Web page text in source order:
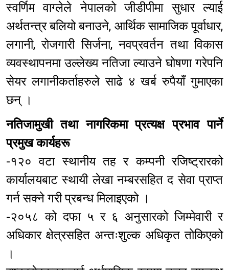
स्वर्णिम वाग्लेले नेपालको जीडीपीमा सुधार ल्याई
अर्थतन्त्र बलियो बनाउने, आर्थिक सामाजिक पूर्वाधार,
लगानी, रोजगारी सिर्जना, नवप्रवर्तन तथा विकास
व्यवस्थापनमा उल्लेख्य नतिजा ल्याउने घोषणा गरेपनि
सेयर लगानीकर्ताहरुले साढे ४ खर्ब रुपैयाँ गुमाएका
छन् ।
नतिजामुखी तथा नागरिकमा प्रत्यक्ष प्रभाव पार्ने
प्रमुख कार्यहरू
-१२० वटा स्थानीय तह र कम्पनी रजिष्ट्रारको
कार्यालयबाट स्थायी लेखा नम्बरसहित द सेवा प्राप्त
गर्न सक्ने गरी प्रबन्ध मिलाइएको ।
-२०५८ को दफा ५ र ६ अनुसारको जिम्मेवारी र
अधिकार क्षेत्रसहित अन्तःशुल्क अधिकृत तोकिएको
।